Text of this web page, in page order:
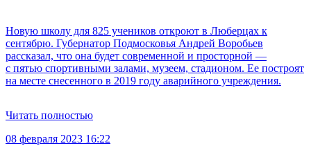
Новую школу для 825 учеников откроют в Люберцах к
сентябрю. Губернатор Подмосковья Андрей Воробьев
рассказал, что она будет современной и просторной —
с пятью спортивными залами, музеем, стадионом. Ее построят
на месте снесенного в 2019 году аварийного учреждения.
Читать полностью
08 февраля 2023 16:22